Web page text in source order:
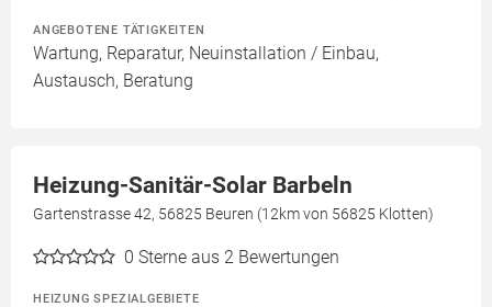
ANGEBOTENE TÄTIGKEITEN
Wartung, Reparatur, Neuinstallation / Einbau,
Austausch, Beratung
Heizung-Sanitär-Solar Barbeln
Gartenstrasse 42, 56825 Beuren (12km von 56825 Klotten)
0 Sterne aus 2 Bewertungen
HEIZUNG SPEZIALGEBIETE